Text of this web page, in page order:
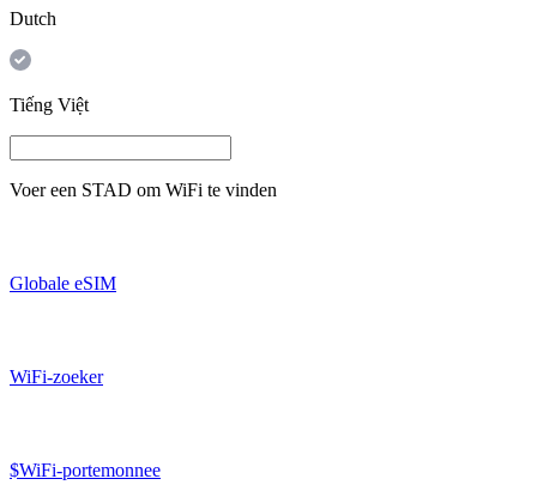
Dutch
Tiếng Việt
Voer een STAD om WiFi te vinden
Globale eSIM
WiFi-zoeker
$WiFi-portemonnee